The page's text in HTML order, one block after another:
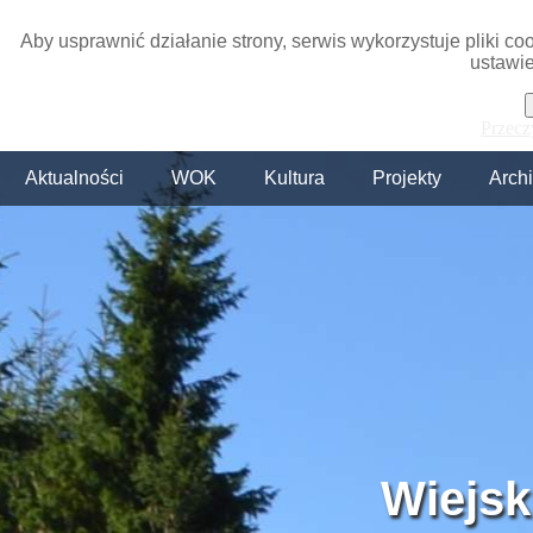
Aby usprawnić działanie strony, serwis wykorzystuje pliki
Aktualności WOK Kultura Projekty